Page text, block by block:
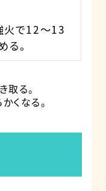
火で12〜13
る。
る。
くなる。